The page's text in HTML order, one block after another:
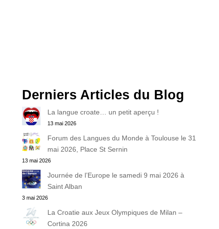
Derniers Articles du Blog
La langue croate… un petit aperçu !
13 mai 2026
Forum des Langues du Monde à Toulouse le 31
mai 2026, Place St Sernin
13 mai 2026
Journée de l’Europe le samedi 9 mai 2026 à
Saint Alban
3 mai 2026
La Croatie aux Jeux Olympiques de Milan –
Cortina 2026